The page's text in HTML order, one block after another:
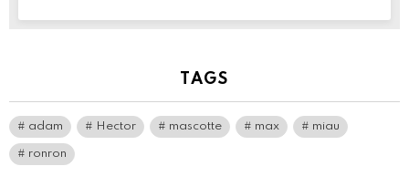
TAGS
adam Hector mascotte max miau
ronron